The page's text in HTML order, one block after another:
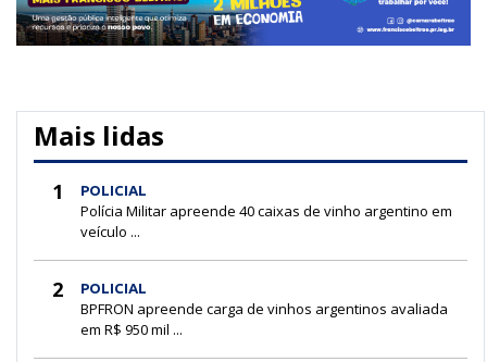
Mais lidas
1 POLICIAL
Polícia Militar apreende 40 caixas de vinho argentino em
veículo ...
2 POLICIAL
BPFRON apreende carga de vinhos argentinos avaliada
em R$ 950 mil ...